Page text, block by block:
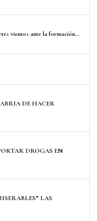
vientos ante la formación…
DE HACER
DROGAS EN
LAS